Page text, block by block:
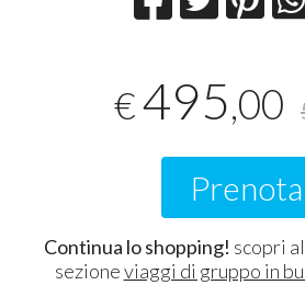
€495,00
Prenota
Continua lo shopping! scopri
sezioneviaggi di gruppo in